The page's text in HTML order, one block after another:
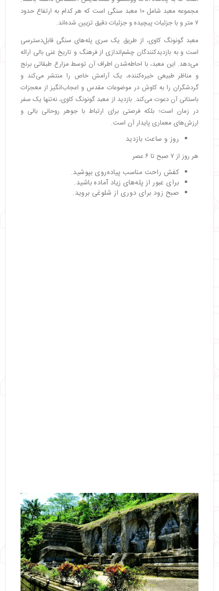
مجموعه معبد شامل ۱۰ معبد سنگی است که هر کدام به ارتفاع حدود
۷ متر و با جزئیات پیچیده و جزئیات دقیق تزیین شده‌اند.
معبد گونونگ کاوی، از طریق یک سری پله‌های سنگی قابل‌دسترسی
است و به بازدیدکنندگان چشم‌اندازی از فرهنگ و تاریخ غنی بالی ارائه
می‌دهد. این معبد، با احاطه‌شدن اطراف آن توسط مزارع طبقاتی برنج
و مناظر طبیعی خیره‌کننده، یک آرامش خاص را منتشر می‌کند و
گردشگران را به کاوش در موضوعات مقدس و اعجاب‌انگیز از معجزات
باستانی آن دعوت می‌کند. بازدید از معبد گونونگ کاوی، نه‌تنها یک سفر
در زمان است؛ بلکه فرصتی برای ارتباط با جوهر روحانی بالی و
ارزش‌های معماری پایدار آن است.
روز و ساعت بازدید
هر روز از ۷ صبح تا ۶ عصر
کفش راحت مناسب پیاده‌روی بپوشید.
برای عبور از پله‌های زیاد آماده باشید.
صبح زود برای دوری از شلوغی بروید.